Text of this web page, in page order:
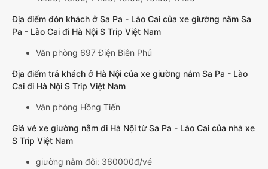
Địa điểm đón khách ở Sa Pa - Lào Cai của xe giường nằm Sa
Pa - Lào Cai đi Hà Nội S Trip Việt Nam
Văn phòng 697 Điện Biên Phủ
Địa điểm trả khách ở Hà Nội của xe giường nằm Sa Pa - Lào
Cai đi Hà Nội S Trip Việt Nam
Văn phòng Hồng Tiến
Giá vé xe giường nằm đi Hà Nội từ Sa Pa - Lào Cai của nhà xe
S Trip Việt Nam
giường nằm đôi: 360000đ/vé